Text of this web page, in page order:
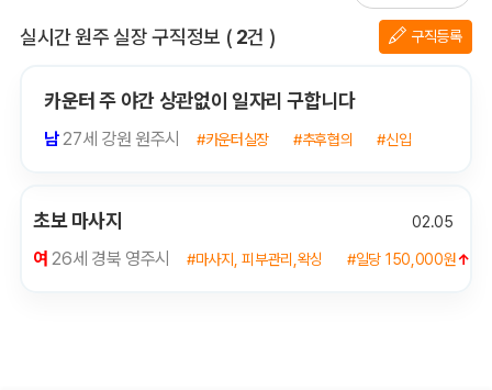
실시간 원주 실장 구직정보 전체 목록
( 2건 ) 구직등록
카운터 주 야간 상관없이 일자리 구합니다
남27세 강원 원주시 #카운터실장 #추후협의 #신입
02.05
초보 마사지
여 26세 경북 영주시 #마사지, 피부관리,왁싱 #일당 150,000원↑